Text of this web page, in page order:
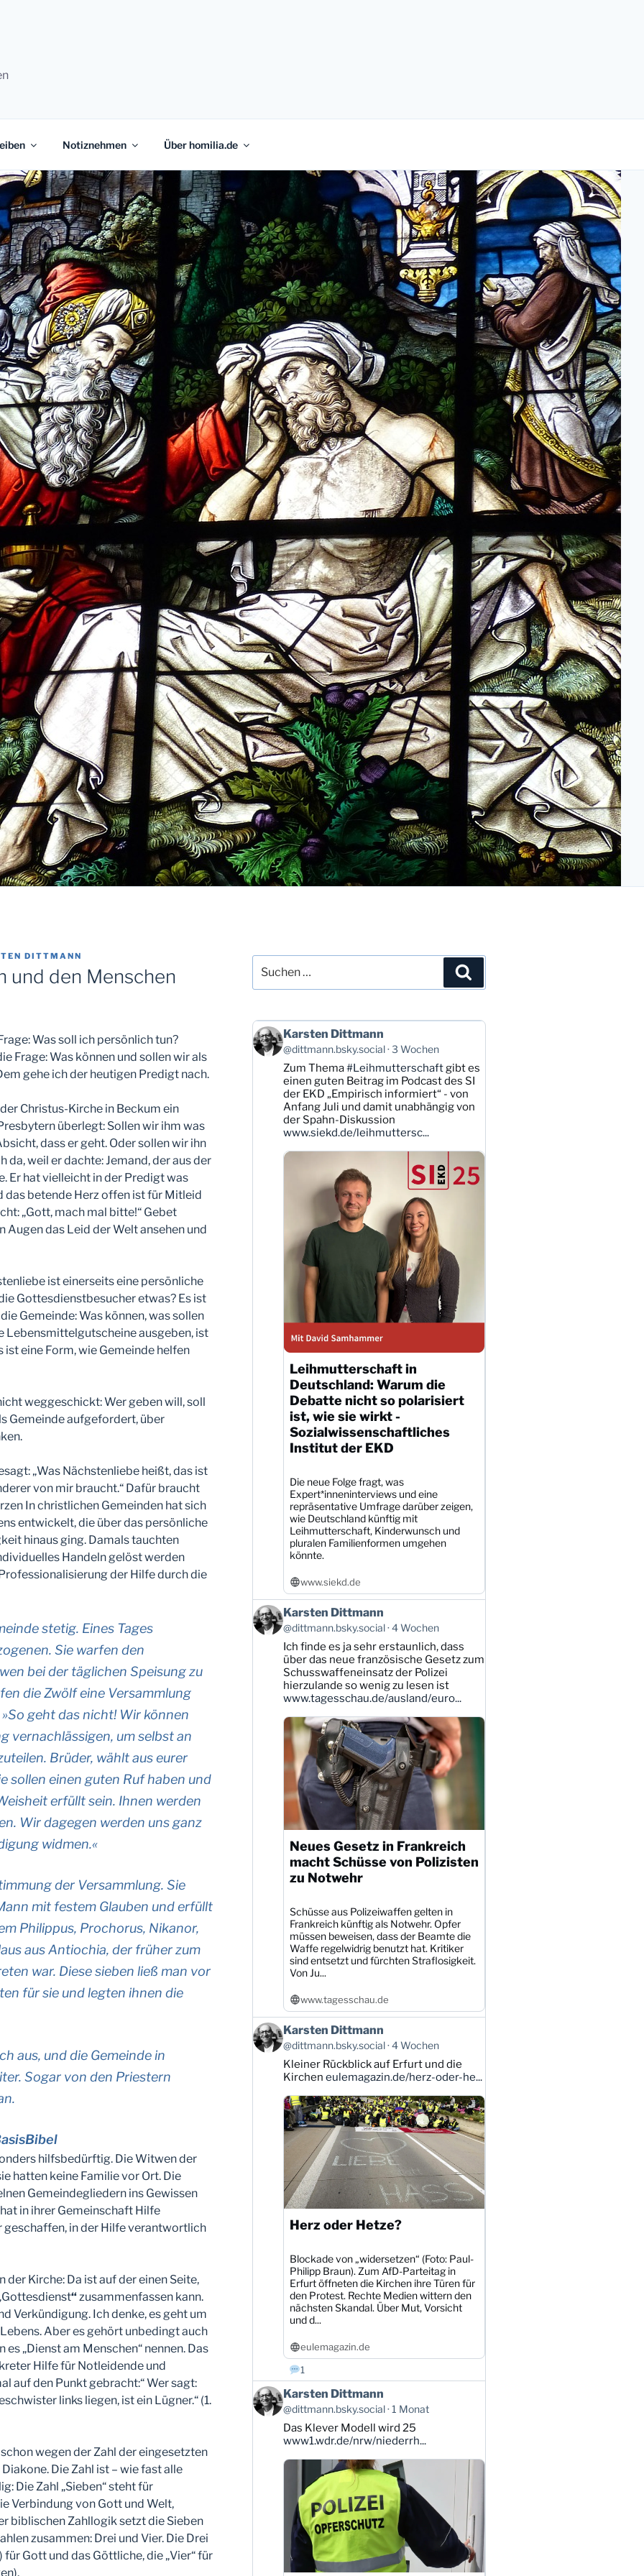
Notiznehmen Über homilia.de
DITTMANN
und den Menschen
Was soll ich persönlich tun?
Frage: Was können und sollen wir als
gehe ich der heutigen Predigt nach.
Christus-Kirche in Beckum ein
überlegt: Sollen wir ihm was
dass er geht. Oder sollen wir ihn
weil er dachte: Jemand, der aus der
Er hat vielleicht in der Predigt was
das betende Herz offen ist für Mitleid
„Gott, mach mal bitte!“ Gebet
das Leid der Welt ansehen und
ist einerseits eine persönliche
Gottesdienstbesucher etwas? Es ist
Gemeinde: Was können, was sollen
Lebensmittelgutscheine ausgeben, ist
ist eine Form, wie Gemeinde helfen
weggeschickt: Wer geben will, soll
Gemeinde aufgefordert, über
„Was Nächstenliebe heißt, das ist
von mir braucht.“ Dafür braucht
In christlichen Gemeinden hat sich
entwickelt, die über das persönliche
hinaus ging. Damals tauchten
Handeln gelöst werden
der Hilfe durch die
stetig. Eines Tages
Sie warfen den
bei der täglichen Speisung zu
die Zwölf eine Versammlung
geht das nicht! Wir können
vernachlässigen, um selbst an
Brüder, wählt aus eurer
sollen einen guten Ruf haben und
erfüllt sein. Ihnen werden
Wir dagegen werden uns ganz
widmen.«
der Versammlung. Sie
mit festem Glauben und erfüllt
Philippus, Prochorus, Nikanor,
aus Antiochia, der früher zum
war. Diese sieben ließ man vor
für sie und legten ihnen die
aus, und die Gemeinde in
Sogar von den Priestern
hilfsbedürftig. Die Witwen der
hatten keine Familie vor Ort. Die
Gemeindegliedern ins Gewissen
in ihrer Gemeinschaft Hilfe
geschaffen, in der Hilfe verantwortlich
der Kirche: Da ist auf der einen Seite,
“zusammenfassen kann.
Verkündigung. Ich denke, es geht um
Aber es gehört unbedingt auch
„Dienst am Menschen“ nennen. Das
Hilfe für Notleidende und
auf den Punkt gebracht:“ Wer sagt:
links liegen, ist ein Lügner.“ (1.
wegen der Zahl der eingesetzten
Die Zahl ist – wie fast alle
Die Zahl „Sieben“ steht für
Verbindung von Gott und Welt,
biblischen Zahllogik setzt die Sieben
zusammen: Drei und Vier. Die Drei
Gott und das Göttliche, die „Vier“ für
nach:
Beitrag
von
Karsten
Dittmann
Bluesky
ansehen
Karsten Dittmann
@dittmann.bsky.social 3 Wochen
Zum Thema#Leihmutterschaftgibt es
einen guten Beitrag im Podcast des SI
der EKD „Empirisch informiert“ - von
Anfang Juli und damit unabhängig von
der Spahn-Diskussion
www.siekd.de/leihmuttersc...
Leihmutterschaft in
Deutschland: Warum die
Debatte nicht so polarisiert
ist, wie sie wirkt -
Sozialwissenschaftliches
Institut der EKD
Die neue Folge fragt, was
Expert*inneninterviews und eine
repräsentative Umfrage darüber zeigen,
wie Deutschland künftig mit
Leihmutterschaft, Kinderwunsch und
pluralen Familienformen umgehen
könnte.
www.siekd.de
Beitrag
von
Karsten
Dittmann
Bluesky
ansehen
Karsten Dittmann
@dittmann.bsky.social 4 Wochen
Ich finde es ja sehr erstaunlich, dass
über das neue französische Gesetz zum
Schusswaffeneinsatz der Polizei
hierzulande so wenig zu lesen ist
www.tagesschau.de/ausland/euro...
Neues Gesetz in Frankreich
macht Schüsse von Polizisten
zu Notwehr
Schüsse aus Polizeiwaffen gelten in
Frankreich künftig als Notwehr. Opfer
müssen beweisen, dass der Beamte die
Waffe regelwidrig benutzt hat. Kritiker
sind entsetzt und fürchten Straflosigkeit.
Von Ju...
www.tagesschau.de
Beitrag
von
Karsten
Dittmann
ansehen
Karsten Dittmann
@dittmann.bsky.social 4 Wochen
Kleiner Rückblick auf Erfurt und die
Kirchen eulemagazin.de/herz-oder-he...
Herz oder Hetze?
Blockade von „widersetzen“ (Foto: Paul-
Philipp Braun). Zum AfD-Parteitag in
Erfurt öffneten die Kirchen ihre Türen für
den Protest. Rechte Medien wittern den
nächsten Skandal. Über Mut, Vorsicht
und d...
eulemagazin.de
1
Beitrag
von
Karsten
Dittmann
ansehen
Karsten Dittmann
@dittmann.bsky.social 1 Monat
Das Klever Modell wird 25
www1.wdr.de/nrw/niederrh...